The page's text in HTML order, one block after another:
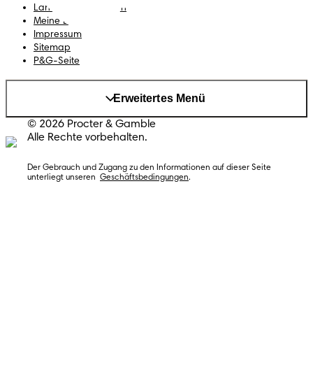
Land/Region ändern
Meine Daten
Impressum
Sitemap
P&G-Seite
Erweitertes Menü
© 2026 Procter & Gamble
Alle Rechte vorbehalten.
Der Gebrauch und Zugang zu den Informationen auf dieser Seite
unterliegt unseren Geschäftsbedingungen.